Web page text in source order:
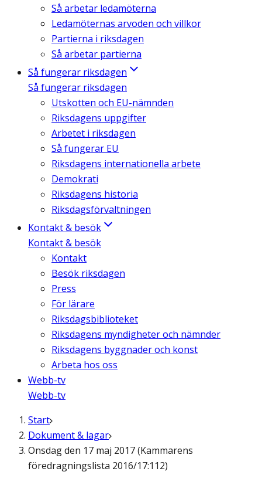
Så arbetar ledamöterna
Ledamöternas arvoden och villkor
Partierna i riksdagen
Så arbetar partierna
Så fungerar riksdagen
Så fungerar riksdagen
Utskotten och EU-nämnden
Riksdagens uppgifter
Arbetet i riksdagen
Så fungerar EU
Riksdagens internationella arbete
Demokrati
Riksdagens historia
Riksdagsförvaltningen
Kontakt & besök
Kontakt & besök
Kontakt
Besök riksdagen
Press
För lärare
Riksdagsbiblioteket
Riksdagens myndigheter och nämnder
Riksdagens byggnader och konst
Arbeta hos oss
Webb-tv
Webb-tv
Start
Dokument & lagar
Onsdag den 17 maj 2017 (Kammarens
föredragningslista 2016/17:112)